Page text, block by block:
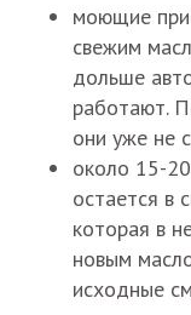
моющие
свежим
дольше
работают.
они уже не
около 15-
остается в
которая в
новым
исходные